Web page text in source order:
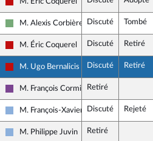
La France insoumise - Nouveau Front
Écologiste et Social
M. Alexis Corbière Discuté Tombé
La France insoumise - Nouveau Front
M. Éric Coquerel Discuté Retiré
La France insoumise - Nouveau Front
M. Ugo Bernalicis Discuté Retiré
Ensemble pour la République
M. François Cormier-Bouligeon
Retiré
Droite Républicaine
M. François-Xavier Ceccoli
Discuté Rejeté
Droite Républicaine
M. Philippe Juvin Retiré